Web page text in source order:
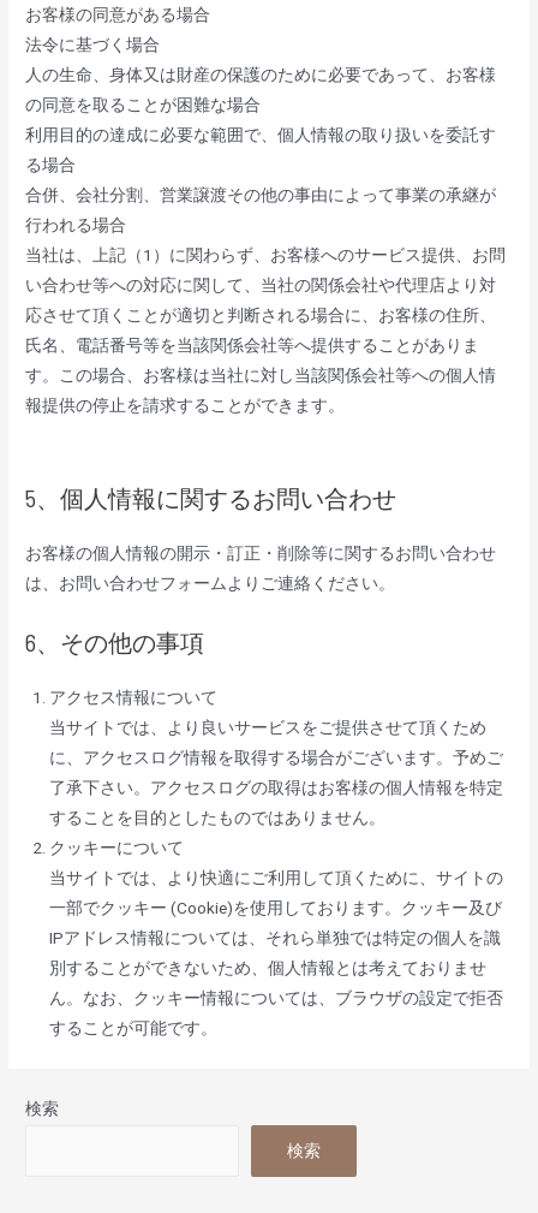
お客様の同意がある場合
法令に基づく場合
人の生命、身体又は財産の保護のために必要であって、お客様
の同意を取ることが困難な場合
利用目的の達成に必要な範囲で、個人情報の取り扱いを委託す
る場合
合併、会社分割、営業譲渡その他の事由によって事業の承継が
行われる場合
当社は、上記（1）に関わらず、お客様へのサービス提供、お問
い合わせ等への対応に関して、当社の関係会社や代理店より対
応させて頂くことが適切と判断される場合に、お客様の住所、
氏名、電話番号等を当該関係会社等へ提供することがありま
す。この場合、お客様は当社に対し当該関係会社等への個人情
報提供の停止を請求することができます。
5、個人情報に関するお問い合わせ
お客様の個人情報の開示・訂正・削除等に関するお問い合わせ
は、お問い合わせフォームよりご連絡ください。
6、その他の事項
アクセス情報について
当サイトでは、より良いサービスをご提供させて頂くため
に、アクセスログ情報を取得する場合がございます。予めご
了承下さい。アクセスログの取得はお客様の個人情報を特定
することを目的としたものではありません。
クッキーについて
当サイトでは、より快適にご利用して頂くために、サイトの
一部でクッキー (Cookie)を使用しております。クッキー及び
IPアドレス情報については、それら単独では特定の個人を識
別することができないため、個人情報とは考えておりませ
ん。なお、クッキー情報については、ブラウザの設定で拒否
することが可能です。
検索
検索